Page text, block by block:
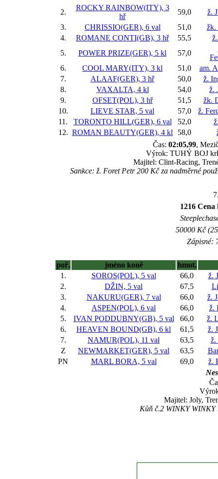
2.
ROCKY RAINBOW(ITY), 3
hř
59,0
ž.
3.
CHRISSIO(GER), 6 val 51,0
žk.
4.
ROMANE CONTI(GB), 3 hř 55,5
5.
POWER PRIZE(GER), 5 kl 57,0
6.
COOL MARY(ITY), 3 kl 51,0
am.
7.
ALAAF(GER), 3 hř 50,0
ž.
8.
VAXALTA, 4 kl 54,0
ž.
9.
OFSET(POL), 3 hř 51,5
žk.
10.
LIEVE STAR, 5 val 57,0
ž.
11.
TORONTO HILL(GER), 6 val 52,0
12. ROMAN BEAUTY(GER), 4 kl 58,0
Čas: 02:05,99,
Výrok: TUHÝ BOJ
Majitel: Clint-Racing,
Sankce: ž. Foret Petr 200 Kč za nadměrné
1216
50000 Kč
Zápisné:
poř. jméno koně
hmot.
1.
SOROS(POL), 5 val 66,0
ž.
2.
DŽIN, 5 val 67,5
3.
NAKURU(GER), 7 val 66,0
ž.
4.
ASPEN(POL), 6 val 66,0
ž.
5.
IVAN PODDUBNY(GB), 5 val 66,0
ž.
6.
HEAVEN BOUND(GB), 6 kl 61,5
ž.
7.
NAMUR(POL), 11 val 63,5
ž.
Z
NEWMARKET(GER), 5 val 63,5
PN
MARL BORA, 5 val 69,0
ž.
Majitel: Joly,
Kůň č.2 WINKY WINKY